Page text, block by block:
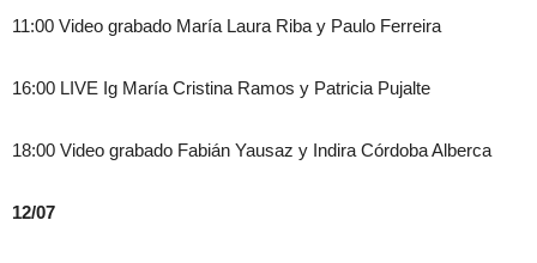
11:00 Video grabado María Laura Riba y Paulo Ferreira
16:00 LIVE Ig María Cristina Ramos y Patricia Pujalte
18:00 Video grabado Fabián Yausaz y Indira Córdoba Alberca
12/07